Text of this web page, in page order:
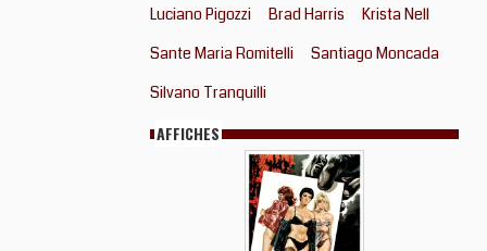
Luciano Pigozzi Brad Harris
Krista Nell
Sante Maria Romitelli
Santiago Moncada
Silvano Tranquilli
AFFICHES